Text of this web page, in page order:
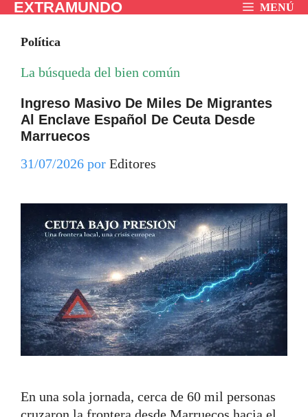
Saltar
contenido
EXTRAMUNDO MENÚ
Política
La búsqueda del bien común
Ingreso Masivo De Miles De Migrantes
Al Enclave Español De Ceuta Desde
Marruecos
31/07/2026 por Editores
En una sola jornada, cerca de 60 mil personas